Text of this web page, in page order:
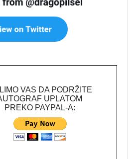
VAS DA PODRŽITE
UPLATOM
PREKO PAYPAL-A: